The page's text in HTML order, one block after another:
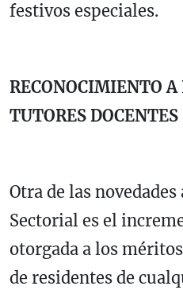
festivos especiales.
RECONOCIMIENTO A
TUTORES DOCENTES
Otra de las
Sectorial es el
otorgada a los
de residentes de